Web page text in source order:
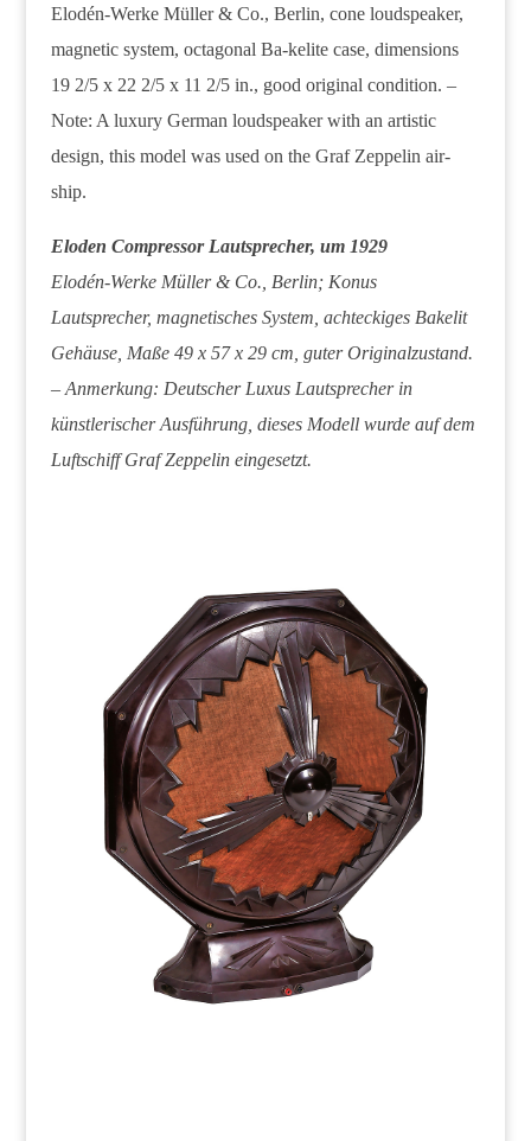
Elodén-Werke Müller & Co., Berlin, cone loudspeaker,
magnetic system, octagonal Ba-kelite case, dimensions
19 2/5 x 22 2/5 x 11 2/5 in., good original condition. –
Note: A luxury German loudspeaker with an artistic
design, this model was used on the Graf Zeppelin air-
ship.
Eloden Compressor Lautsprecher, um 1929
Elodén-Werke Müller & Co., Berlin; Konus
Lautsprecher, magnetisches System, achteckiges Bakelit
Gehäuse, Maße 49 x 57 x 29 cm, guter Originalzustand.
– Anmerkung: Deutscher Luxus Lautsprecher in
künstlerischer Ausführung, dieses Modell wurde auf dem
Luftschiff Graf Zeppelin eingesetzt.